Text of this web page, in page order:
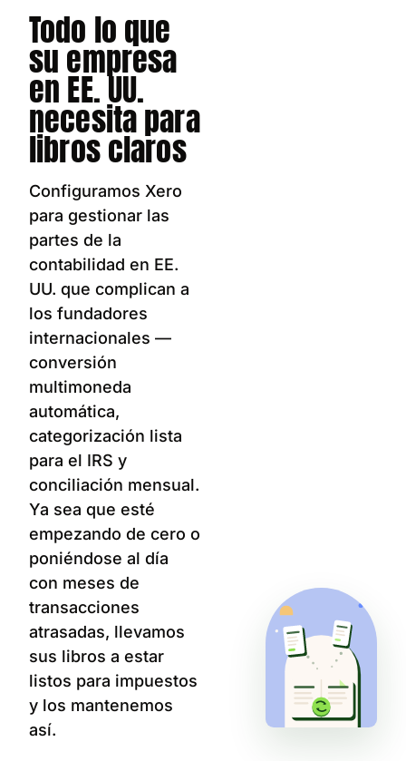
Todo lo que
su empresa
en EE. UU.
necesita para
libros claros
Configuramos Xero
para gestionar las
partes de la
contabilidad en EE.
UU. que complican a
los fundadores
internacionales —
conversión
multimoneda
automática,
categorización lista
para el IRS y
conciliación mensual.
Ya sea que esté
empezando de cero o
poniéndose al día
con meses de
transacciones
atrasadas, llevamos
sus libros a estar
listos para impuestos
y los mantenemos
así.